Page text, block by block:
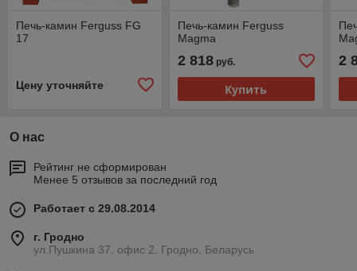
Печь-камин Ferguss FG
17
Цену уточняйте
Печь-камин Ferguss
Magma
2 818руб.
Купить
2
О нас
Рейтинг не сформирован
Менее 5 отзывов за последний год
Работает с 29.08.2014
г. Гродно
ул.Пушкина 37, офис 2, Гродно, Беларусь